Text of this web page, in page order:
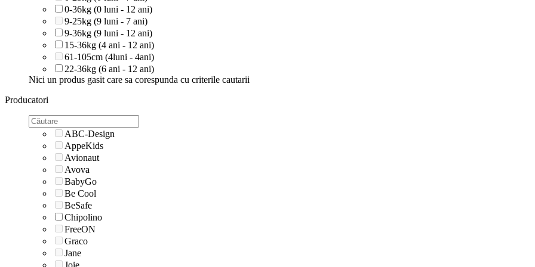
0-36kg (0 luni - 12 ani)
9-25kg (9 luni - 7 ani)
9-36kg (9 luni - 12 ani)
15-36kg (4 ani - 12 ani)
61-105cm (4luni - 4ani)
22-36kg (6 ani - 12 ani)
Nici un produs gasit care sa corespunda cu criterile cautarii
Producatori
ABC-Design
AppeKids
Avionaut
Avova
BabyGo
Be Cool
BeSafe
Chipolino
FreeON
Graco
Jane
Joie